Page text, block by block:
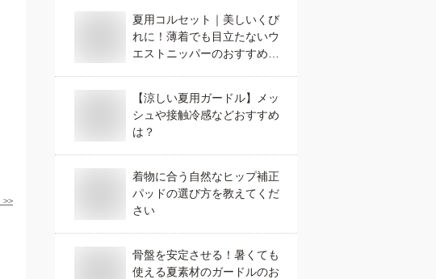
>>
夏用コルセット｜美しいくび
れに！薄着でも目立たないウ
エストニッパーのおすすめ
【涼しい夏用ガードル】メッ
シュや接触冷感などおすすめ
は？
着物に合う自然なヒップ補正
パッドの選び方を教えてくだ
さい
骨盤を安定させる！暑くても
使える夏素材のガードルのお